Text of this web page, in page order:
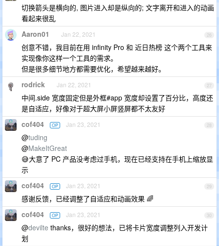
切换箭头是横向的, 图片进入却是纵向的; 文字离开和进入的动画
看起来很乱
26
Aaron01 Jan 22, 2021
创意不错，我目前在用 infinity Pro 和 近日热榜 这个两个工具来
实现像你这样一个工具的需求。
但是很多细节地方都需要优化，希望越来越好。
27
rodrick Jan 22, 2021
中间.side 宽度固定但是外框#app 宽度却设置了百分比，高度还
是自适应，好像对于超大屏小屏竖屏都不太友好
28
cof404 OP Jan 23, 2021
@tuding
@MakeItGreat
😅大意了 PC 产品没考虑过手机，现在已经支持在手机上缩放显
示
29
cof404 OP Jan 23, 2021
感谢反馈，已经调整了自适应和动画效果 🌈
30
cof404 OP Jan 23, 2021
@devilte thanks，很好的想法，已将卡片宽度调整列入开发计
划